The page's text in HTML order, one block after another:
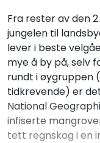
Fra rester av den
jungelen til
lever i beste
mye å by på, selv
rundt i øygruppen
tidkrevende) er
National
infiserte
tett regnskog i en